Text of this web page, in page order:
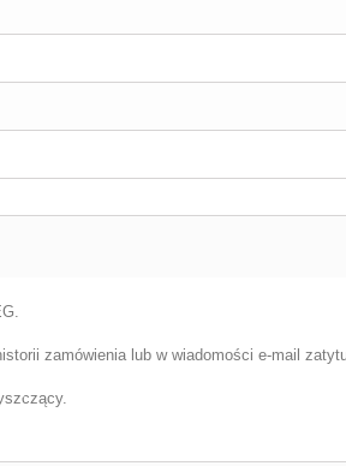
zamówienia lub w wiadomości e-mail
cookie stron trzecich w celu
zwi?zane z Twoimi preferencjami,
na jego u?ycie, naci?nij